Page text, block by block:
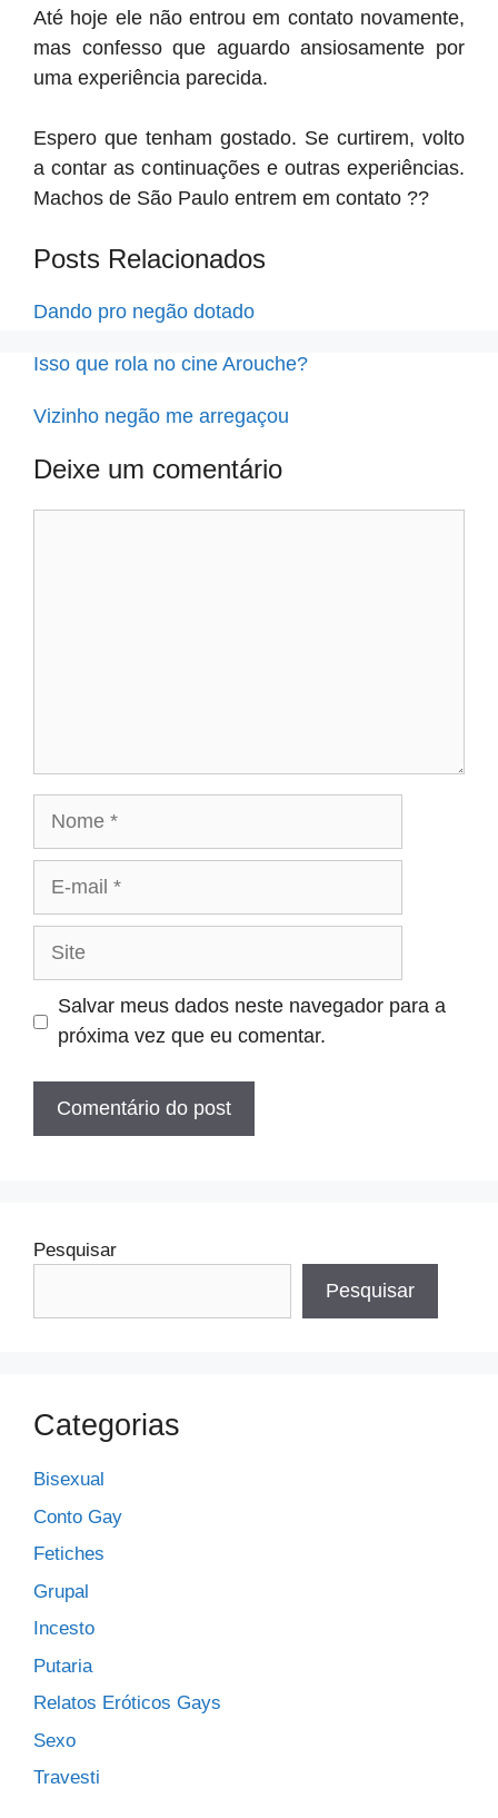
Até hoje ele não entrou em contato novamente,
mas confesso que aguardo ansiosamente por
uma experiência parecida.
Espero que tenham gostado. Se curtirem, volto
a contar as continuações e outras experiências.
Machos de São Paulo entrem em contato ??
Posts Relacionados
Dando pro negão dotado
Isso que rola no cine Arouche?
Vizinho negão me arregaçou
Deixe um comentário
Site
Salvar meus dados neste navegador para a
próxima vez que eu comentar.
Pesquisar
Pesquisar
Categorias
Bisexual
Conto Gay
Fetiches
Grupal
Incesto
Putaria
Relatos Eróticos Gays
Sexo
Travesti